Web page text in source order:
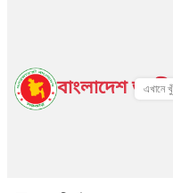
বাংলাদেশ